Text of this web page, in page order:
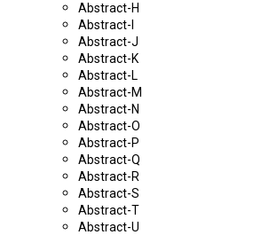
Abstract-H
Abstract-I
Abstract-J
Abstract-K
Abstract-L
Abstract-M
Abstract-N
Abstract-O
Abstract-P
Abstract-Q
Abstract-R
Abstract-S
Abstract-T
Abstract-U